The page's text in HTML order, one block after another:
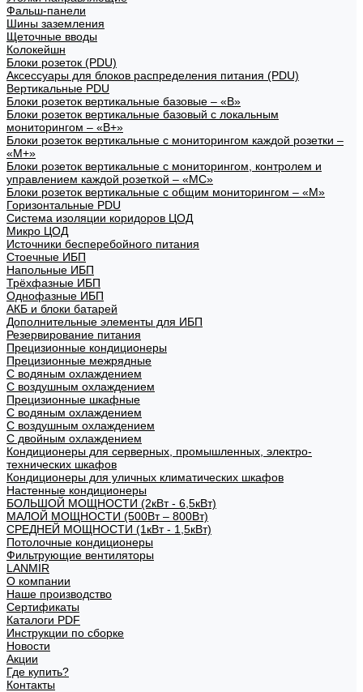
Фальш-панели
Шины заземления
Щеточные вводы
Колокейшн
Блоки розеток (PDU)
Аксессуары для блоков распределения питания (PDU)
Вертикальные PDU
Блоки розеток вертикальные базовые – «В»
Блоки розеток вертикальные базовый с локальным
мониторингом – «В+»
Блоки розеток вертикальные с мониторингом каждой розетки –
«М+»
Блоки розеток вертикальные с мониторингом, контролем и
управлением каждой розеткой – «МС»
Блоки розеток вертикальные с общим мониторингом – «М»
Горизонтальные PDU
Система изоляции коридоров ЦОД
Микро ЦОД
Источники бесперебойного питания
Стоечные ИБП
Напольные ИБП
Трёхфазные ИБП
Однофазные ИБП
АКБ и блоки батарей
Дополнительные элементы для ИБП
Резервирование питания
Прецизионные кондиционеры
Прецизионные межрядные
С водяным охлаждением
С воздушным охлаждением
Прецизионные шкафные
С водяным охлаждением
С воздушным охлаждением
С двойным охлаждением
Кондиционеры для серверных, промышленных, электро-
технических шкафов
Кондиционеры для уличных климатических шкафов
Настенные кондиционеры
БОЛЬШОЙ МОЩНОСТИ (2кВт - 6,5кВт)
МАЛОЙ МОЩНОСТИ (500Вт – 800Вт)
СРЕДНЕЙ МОЩНОСТИ (1кВт - 1,5кВт)
Потолочные кондиционеры
Фильтрующие вентиляторы
LANMIR
О компании
Наше производство
Сертификаты
Каталоги PDF
Инструкции по сборке
Новости
Акции
Где купить?
Контакты